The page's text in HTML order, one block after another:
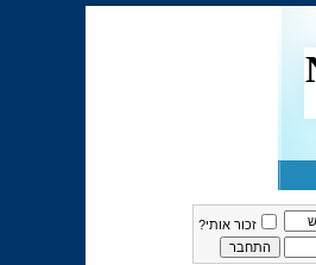
זכור אותי?